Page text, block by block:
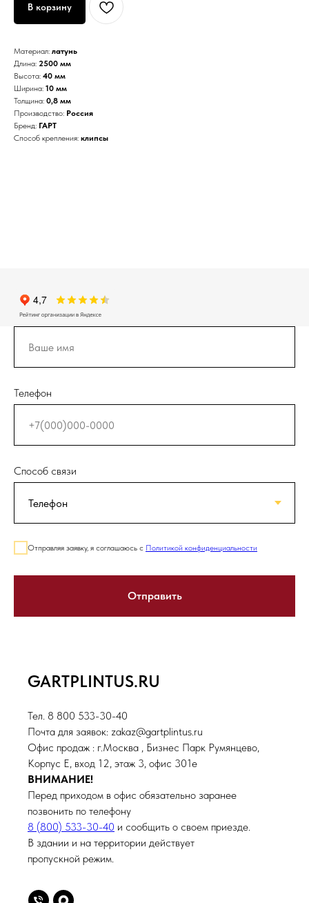
В корзину
Материал: латунь
Длина: 2500 мм
Высота: 40 мм
Ширина: 10 мм
Толщина: 0,8 мм
Производство: Россия
Бренд: ГАРТ
Способ крепления: клипсы
Телефон
Способ связи
Отправляя заявку, я соглашаюсь с Политикой конфиденциальности
Отправить
GARTPLINTUS.RU
Тел. 8 800 533-30-40
Почта для заявок: zakaz@gartplintus.ru
Офис продаж : г.Москва , Бизнес Парк Румянцево,
Корпус Е, вход 12, этаж 3, офис 301е
ВНИМАНИЕ!
Перед приходом в офис обязательно заранее
позвонить по телефону
8 (800) 533-30-40 и сообщить о своем приезде.
В здании и на территории действует
пропускной режим.